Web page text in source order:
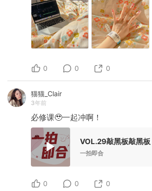
0 0 0
猫猫_Clair
3年前
必修课🥹一起冲啊！
一拍即合
0 0 0